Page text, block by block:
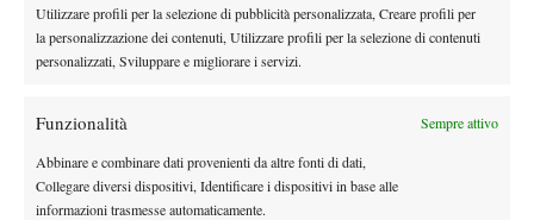
Utilizzare profili per la selezione di pubblicità personalizzata, Creare profili per
la personalizzazione dei contenuti, Utilizzare profili per la selezione di contenuti
personalizzati, Sviluppare e migliorare i servizi.
Funzionalità Sempre attivo
Abbinare e combinare dati provenienti da altre fonti di dati,
Collegare diversi dispositivi, Identificare i dispositivi in base alle
informazioni trasmesse automaticamente.
News
Monfils sfida il tempo: a quasi 40 anni entra
Masters 1000 Montreal 2026: programma,
orari e ordine di gioco di martedì 4 agosto